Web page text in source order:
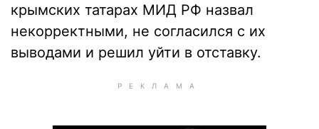
крымских татарах МИД РФ назвал
некорректными, не согласился с их
выводами и решил уйти в отставку.